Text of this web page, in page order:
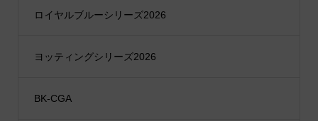
ロイヤルブルーシリーズ2026
ヨッティングシリーズ2026
BK-CGA